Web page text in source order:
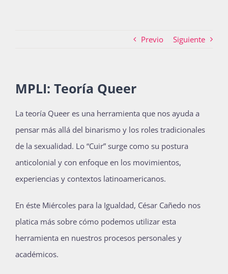
La Boletina
Blog
Previo Siguiente
MPLI: Teoría Queer
La teoría Queer es una herramienta que nos ayuda a
pensar más allá del binarismo y los roles tradicionales
de la sexualidad. Lo “Cuir” surge como su postura
anticolonial y con enfoque en los movimientos,
experiencias y contextos latinoamericanos.
En éste Miércoles para la Igualdad, César Cañedo nos
platica más sobre cómo podemos utilizar esta
herramienta en nuestros procesos personales y
académicos.